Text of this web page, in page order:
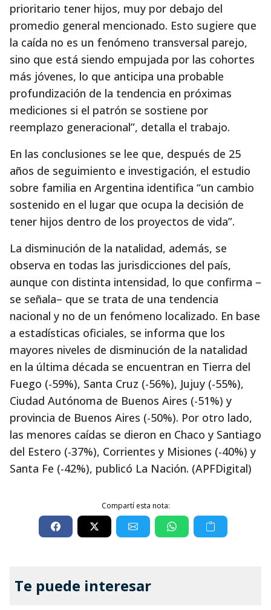
prioritario tener hijos, muy por debajo del
promedio general mencionado. Esto sugiere que
la caída no es un fenómeno transversal parejo,
sino que está siendo empujada por las cohortes
más jóvenes, lo que anticipa una probable
profundización de la tendencia en próximas
mediciones si el patrón se sostiene por
reemplazo generacional”, detalla el trabajo.
En las conclusiones se lee que, después de 25
años de seguimiento e investigación, el estudio
sobre familia en Argentina identifica “un cambio
sostenido en el lugar que ocupa la decisión de
tener hijos dentro de los proyectos de vida”.
La disminución de la natalidad, además, se
observa en todas las jurisdicciones del país,
aunque con distinta intensidad, lo que confirma –
se señala– que se trata de una tendencia
nacional y no de un fenómeno localizado. En base
a estadísticas oficiales, se informa que los
mayores niveles de disminución de la natalidad
en la última década se encuentran en Tierra del
Fuego (-59%), Santa Cruz (-56%), Jujuy (-55%),
Ciudad Autónoma de Buenos Aires (-51%) y
provincia de Buenos Aires (-50%). Por otro lado,
las menores caídas se dieron en Chaco y Santiago
del Estero (-37%), Corrientes y Misiones (-40%) y
Santa Fe (-42%), publicó La Nación. (APFDigital)
Compartí esta nota:
Te puede interesar